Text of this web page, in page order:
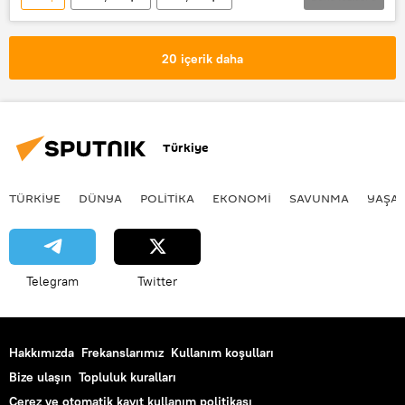
Reuters
TÜRKİYE
Mülteci
20 içerik daha
Türkiye
TÜRKIYE DÜNYA POLİTİKA EKONOMİ SAVUNMA
Telegram Twitter
Hakkımızda Frekanslarımız Kullanım koşulları
Bize ulaşın Topluluk kuralları
Çerez ve otomatik kayıt kullanım politikası